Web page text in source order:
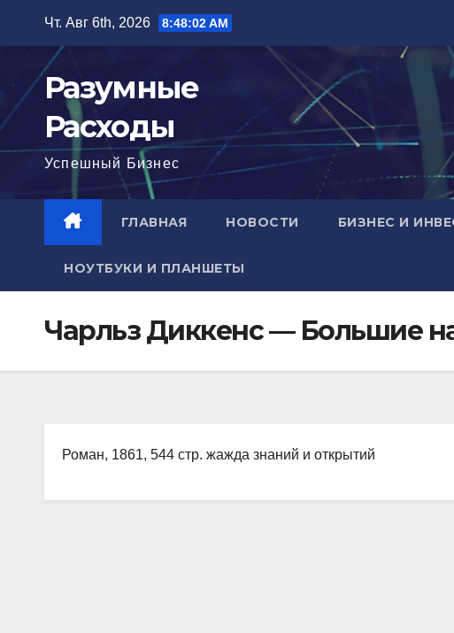
содержимому
Чт. Авг 6th, 2026 8:48:03 AM
Разумные
Расходы
Успешный Бизнес
ГЛАВНАЯ НОВОСТИ БИЗНЕС И
НОУТБУКИ И ПЛАНШЕТЫ
Чарльз Диккенс — Большие
Роман, 1861, 544 стр. жажда знаний и открытий